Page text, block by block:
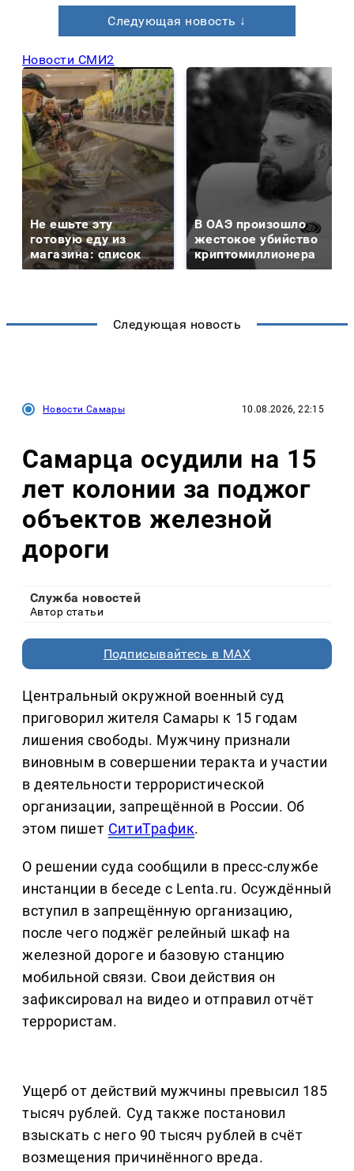
Следующая новость ↓
Новости СМИ2
Не ешьте эту
готовую еду из
магазина: список
В ОАЭ произошло
жестокое убийство
криптомиллионера
Следующая новость
Новости Самары 10.08.2026, 22:15
Самарца осудили на 15
лет колонии за поджог
объектов железной
дороги
Служба новостей
Автор статьи
Подписывайтесь в MAX
Центральный окружной военный суд
приговорил жителя Самары к 15 годам
лишения свободы. Мужчину признали
виновным в совершении теракта и участии
в деятельности террористической
организации, запрещённой в России. Об
этом пишет СитиТрафик.
О решении суда сообщили в пресс-службе
инстанции в беседе с Lenta.ru. Осуждённый
вступил в запрещённую организацию,
после чего поджёг релейный шкаф на
железной дороге и базовую станцию
мобильной связи. Свои действия он
зафиксировал на видео и отправил отчёт
террористам.
Ущерб от действий мужчины превысил 185
тысяч рублей. Суд также постановил
взыскать с него 90 тысяч рублей в счёт
возмещения причинённого вреда.